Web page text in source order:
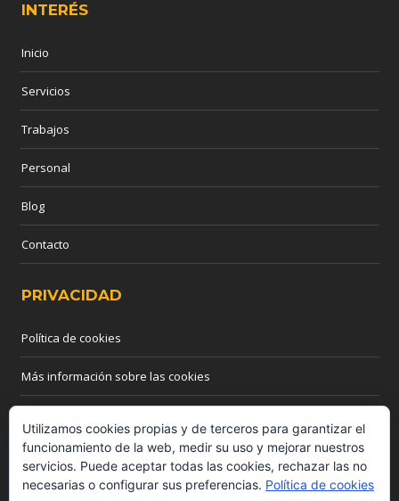
INTERÉS
Inicio
Servicios
Trabajos
Personal
Blog
Contacto
PRIVACIDAD
Política de cookies
Más información sobre las cookies
CONTACTO
Teléfono: 655 03 44 55
Utilizamos cookies propias y de terceros para garantizar el
funcionamiento de la web, medir su uso y mejorar nuestros
servicios. Puede aceptar todas las cookies, rechazar las no
necesarias o configurar sus preferencias. Política de cookies